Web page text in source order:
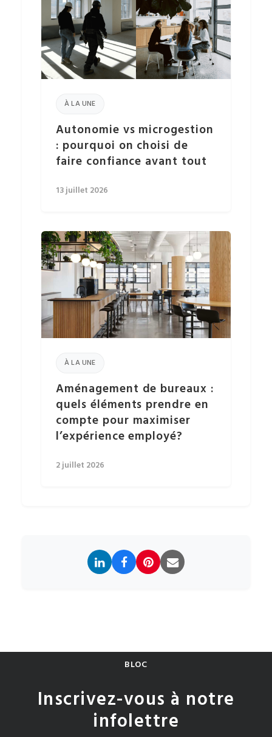
À LA UNE
Autonomie vs microgestion
: pourquoi on choisi de
faire confiance avant tout
13 juillet 2026
À LA UNE
Aménagement de bureaux :
quels éléments prendre en
compte pour maximiser
l’expérience employé?
2 juillet 2026
BLOC
Inscrivez-vous à notre
infolettre